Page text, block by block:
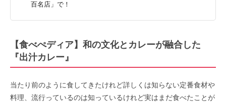
百名店」で！
【食べぺディア】和の文化とカレーが融合した
『出汁カレー』
当たり前のように食してきたけれど詳しくは知らない定番食材や
料理、流行っているのは知っているけれど実はまだ食べたことが